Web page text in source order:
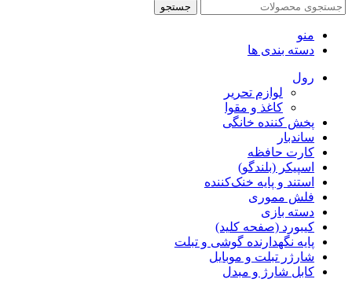
جستجو
منو
دسته بندی ها
رول
لوازم تحریر
کاغذ و مقوا
پخش کننده خانگی
ساندبار
کارت حافظه
اسپیکر (بلندگو)
استند و پایه خنک‌کننده
فلش مموری
دسته بازی
کیبورد (صفحه کلید)
پایه نگهدارنده گوشی و تبلت
شارژر تبلت و موبایل
کابل شارژ و مبدل